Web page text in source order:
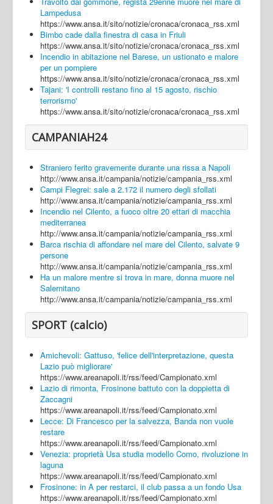
Salerno
Login
Lampedusa
https://www.ansa.it/sito/notizie/cronaca/cronaca_rss.xml
Bimbo cade dalla finestra di casa in Friuli
https://www.ansa.it/sito/notizie/cronaca/cronaca_rss.xml
Incendio in abitazione nel Barese, un ustionato e malore
per un pompiere
https://www.ansa.it/sito/notizie/cronaca/cronaca_rss.xml
Tajani: 'I controlli restano fino al 15 agosto, rischio
terrorismo'
https://www.ansa.it/sito/notizie/cronaca/cronaca_rss.xml
CAMPANIAH24
Straniero ferito gravemente durante una rissa a Napoli
http://www.ansa.it/campania/notizie/campania_rss.xml
Campi Flegrei: sale a 2.172 il numero degli sfollati
http://www.ansa.it/campania/notizie/campania_rss.xml
Incendio nel Cilento, a fuoco oltre 20 ettari di macchia
mediterranea
http://www.ansa.it/campania/notizie/campania_rss.xml
Barca rischia di affondare nel mare del Cilento, salvate 9
persone
http://www.ansa.it/campania/notizie/campania_rss.xml
Ha un malore mentre si trova in mare, donna muore nel
Salernitano
http://www.ansa.it/campania/notizie/campania_rss.xml
SPORT (calcio)
Amichevoli: Gattuso, 'felice dell'interpretazione, questa
Lazio può migliorare'
https://www.areanapoli.it/rss/feed/Campionato.xml
Lazio di rimonta, Frosinone battuto con la doppietta di
Zaccagni
https://www.areanapoli.it/rss/feed/Campionato.xml
Lecce: Di Francesco per la salvezza, Banda non vuole
restare
https://www.areanapoli.it/rss/feed/Campionato.xml
Venezia: proprietà Usa studia modello Como, rivoluzione in
laguna
https://www.areanapoli.it/rss/feed/Campionato.xml
Frosinone: in A per restarci, il club passa a un fondo Usa
https://www.areanapoli.it/rss/feed/Campionato.xml